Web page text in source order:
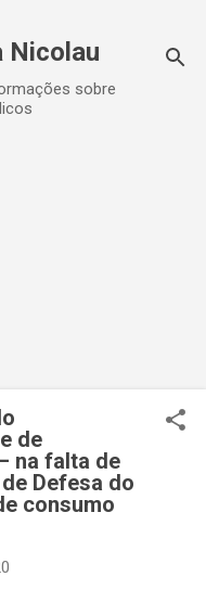
Nicolau
sobre
de
na falta de
Defesa do
consumo